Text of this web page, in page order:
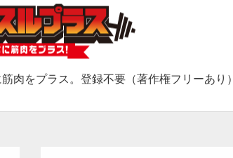
肉をプラス。登録不要（著作権フリーあり）